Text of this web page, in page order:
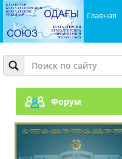
Главная
Форум